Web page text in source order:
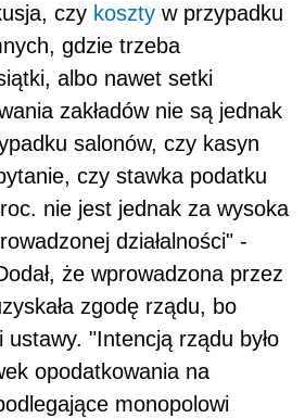
czy koszty w przypadku
gdzie trzeba
albo nawet setki
zakładów nie są jednak
salonów, czy kasyn
czy stawka podatku
nie jest jednak za wysoka
działalności" -
że wprowadzona przez
zgodę rządu, bo
ustawy. "Intencją rządu było
opodatkowania na
monopolowi